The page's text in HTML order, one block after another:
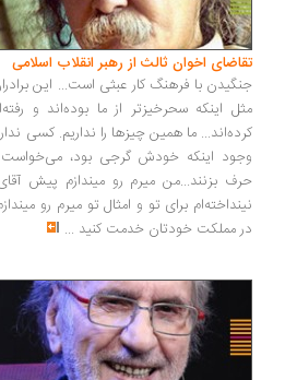
اخوان ثالث از رهبر انقلاب اسلامی
با فرهنگ کار عبثی است... این برادران
اینکه سحرخیزتر از ما بوده‌اند و رفته‌اند
ما همین چیزها را نداریم. کسی نداریم از ما
اینکه خودش گرجی بود، می‌خواست در
بزنند...من میرم رو میندازم پیش آقای
برای تو و امثال تو میرم رو میندازم...
مملکت خودتان خدمت کنید...